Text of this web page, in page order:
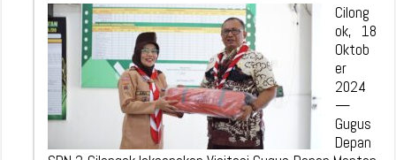
Cilong
ok, 18
Oktob
er
2024
—
Gugus
Depan